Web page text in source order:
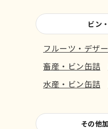
ビン
フルーツ・デザ
畜産・ビン缶詰
水産・ビン缶詰
その他